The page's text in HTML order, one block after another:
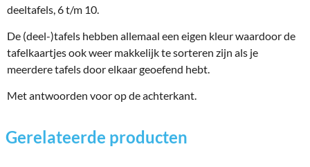
deeltafels, 6 t/m 10.
De (deel-)tafels hebben allemaal een eigen kleur waardoor de
tafelkaartjes ook weer makkelijk te sorteren zijn als je
meerdere tafels door elkaar geoefend hebt.
Met antwoorden voor op de achterkant.
Gerelateerde producten